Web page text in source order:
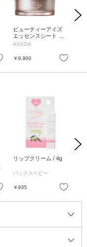
お気に入り
ビューティーアイズ
エッセンスシート プ
レミアム プラス / 60
AXXZIA
￥9,900
Next
お気に入り
リップクリーム / 4g
パックスベビー
￥935
Next